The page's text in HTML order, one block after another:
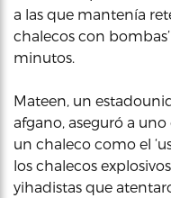
a las que mantenía
chalecos con
minutos.
Mateen, un
afgano, aseguró a
un chaleco como el
los chalecos
yihadistas que